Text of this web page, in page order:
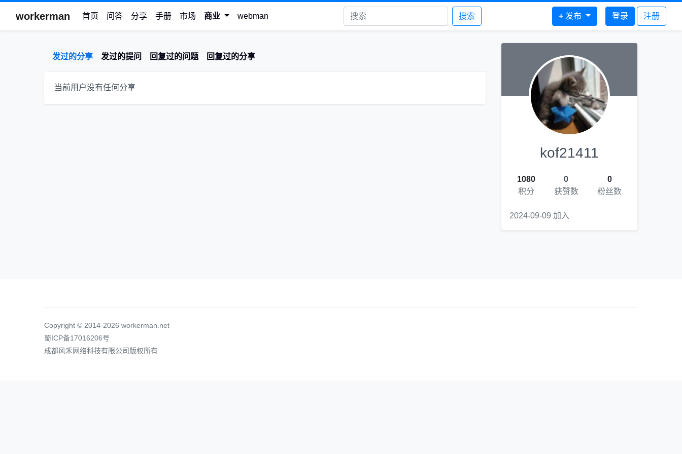
workerman 首页 问答 分享 手册 市场 商业 webman 搜索 + 发布 登录 注册
发过的分享 发过的提问 回复过的问题 回复过的分享
当前用户没有任何分享
kof21411
1080
积分
0
获赞数
0
粉丝数
2024-09-09 加入
Copyright © 2014-2026 workerman.net
蜀ICP备17016206号
成都风禾网络科技有限公司版权所有